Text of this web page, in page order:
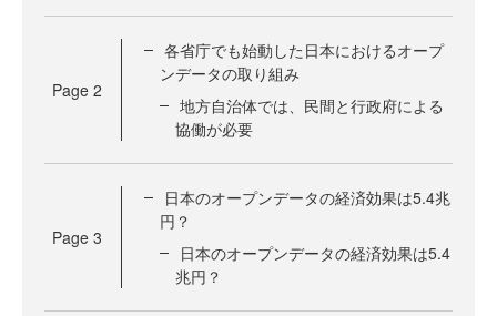
Page 2
各省庁でも始動した日本におけるオープ
ンデータの取り組み
地方自治体では、民間と行政府による
協働が必要
Page 3
日本のオープンデータの経済効果は5.4兆
円？
日本のオープンデータの経済効果は5.4
兆円？